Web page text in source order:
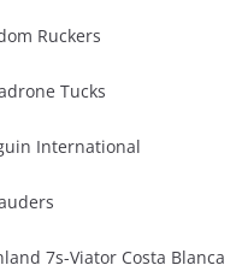
Ruckers
Tucks
International
7s-Viator Costa Blanca